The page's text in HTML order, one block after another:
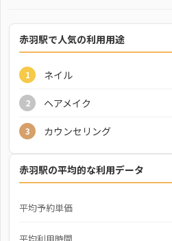
赤羽駅で人気の利用用途
1 ネイル
2 ヘアメイク
3 カウンセリング
赤羽駅の平均的な利用データ
平均予約単価
平均利用時間